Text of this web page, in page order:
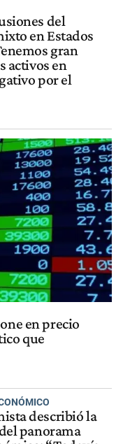
del
en Estados
gran
activos en
por el
en precio
que
describió la
panorama